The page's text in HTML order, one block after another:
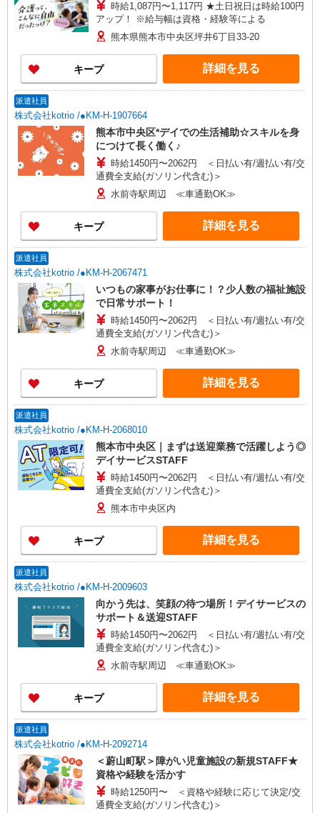
時給1,087円〜1,117円 ★土日祝日は時給100円
アップ！ ※給与幅は資格・経験等による
熊本県熊本市中央区坪井6丁目33-20
キープ 詳細を見る
派遣社員
株式会社kotrio /●KM-H-1907664
熊本市中央区*デイでの生活補助☆スキルを身
につけて長く働く♪
時給1450円〜2062円 ＜日払い有/週払い有/交
通費全支給(ガソリン代含む)＞
水前寺駅周辺 ≪車通勤OK≫
キープ 詳細を見る
派遣社員
株式会社kotrio /●KM-H-2067471
いつもの家事がお仕事に！？少人数の福祉施設
で日常サポート！
時給1450円〜2062円 ＜日払い有/週払い有/交
通費全支給(ガソリン代含む)＞
水前寺駅周辺 ≪車通勤OK≫
キープ 詳細を見る
派遣社員
株式会社kotrio /●KM-H-2068010
熊本市中央区｜まずは送迎業務で活躍しよう◎
デイサービスSTAFF
時給1450円〜2062円 ＜日払い有/週払い有/交
通費全支給(ガソリン代含む)＞
熊本市中央区内
キープ 詳細を見る
派遣社員
株式会社kotrio /●KM-H-2009603
向かう先は、笑顔の待つ場所！デイサービスの
サポート＆送迎STAFF
時給1450円〜2062円 ＜日払い有/週払い有/交
通費全支給(ガソリン代含む)＞
水前寺駅周辺 ≪車通勤OK≫
キープ 詳細を見る
派遣社員
株式会社kotrio /●KM-H-2092714
＜蔚山町駅＞障がい児童施設の新規STAFF★
資格や経験を活かす
時給1250円〜 ＜資格や経験に応じて決定/交
通費全支給(ガソリン代含む)＞